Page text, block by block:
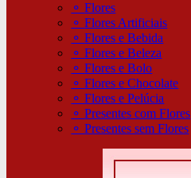
⚬Flores
⚬Flores Artificiais
⚬Flores e Bebida
⚬Flores e Beleza
⚬Flores e Bolo
⚬Flores e Chocolate
⚬Flores e Pelúcia
⚬Presentes com Flores
⚬Presentes sem Flores